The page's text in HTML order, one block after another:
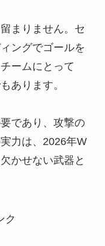
まりません。セ
ングでゴールを
ームにとって
あります。
であり、攻撃の
力は、2026年W
かせない武器と
ク